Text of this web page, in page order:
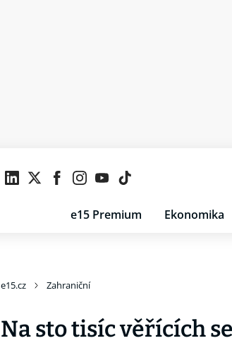
e15 Premium Ekonomika
e15.cz Zahraniční
Na sto tisíc věřících